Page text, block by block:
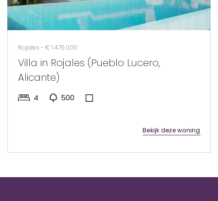
Rojales - € 1.475.000
Villa in Rojales (Pueblo Lucero,
Alicante)
4 500
Bekijk deze woning